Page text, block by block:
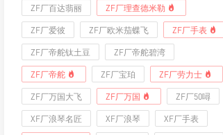
ZF厂百达翡丽 ZF厂理查德米勒
ZF厂爱彼 ZF厂欧米茄蝶飞 ZF厂手表
ZF厂帝舵钛土豆 ZF厂帝舵碧湾
ZF厂帝舵 ZF厂宝珀 ZF厂劳力士
ZF厂万国大飞 ZF厂万国 ZF厂50噚
XF厂浪琴名匠 XF厂浪琴 XF厂手表